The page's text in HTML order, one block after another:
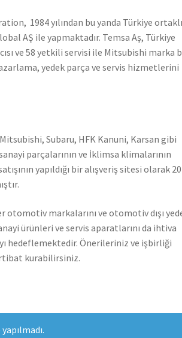
1984 yılından bu yanda Türkiye
AŞ ile yapmaktadır. Temsa Aş, Türkiye
ve 58 yetkili servisi ile Mitsubishi marka
yedek parça ve servis hizmetlerini
Subaru, HFK Kanuni, Karsan gibi
parçalarının ve İklimsa klimalarının
yapıldığı bir alışveriş sitesi olarak
otomotiv markalarını ve otomotiv dışı
ürünleri ve servis aparatlarını da ihtiva
hedeflemektedir. Önerileriniz ve işbirliği
kurabilirsiniz.